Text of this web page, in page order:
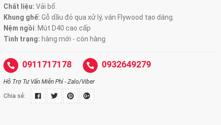
Chất liệu: Vải bố.
Khung ghế: Gỗ dầu đỏ qua xử lý, ván Flywood tạo dáng.
Nệm ngồi: Mút D40 cao cấp
Tình trạng: hàng mới - còn hàng
0911717178 0932649279
Hỗ Trợ Tư Vấn Miễn Phí - Zalo/Viber
Chia sẻ: